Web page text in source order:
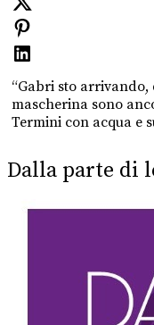
“Gabri sto
mascherina sono
Termini con acqua e
Dalla parte di